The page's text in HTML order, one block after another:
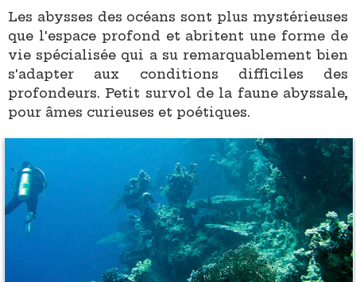
Les abysses des océans sont plus mystérieuses
que l'espace profond et abritent une forme de
vie spécialisée qui a su remarquablement bien
s'adapter aux conditions difficiles des
profondeurs. Petit survol de la faune abyssale,
pour âmes curieuses et poétiques.